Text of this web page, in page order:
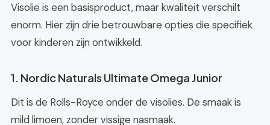
Visolie is een basisproduct, maar kwaliteit verschilt
enorm. Hier zijn drie betrouwbare opties die specifiek
voor kinderen zijn ontwikkeld.
1. Nordic Naturals Ultimate Omega Junior
Dit is de Rolls-Royce onder de visolies. De smaak is
mild limoen, zonder vissige nasmaak.